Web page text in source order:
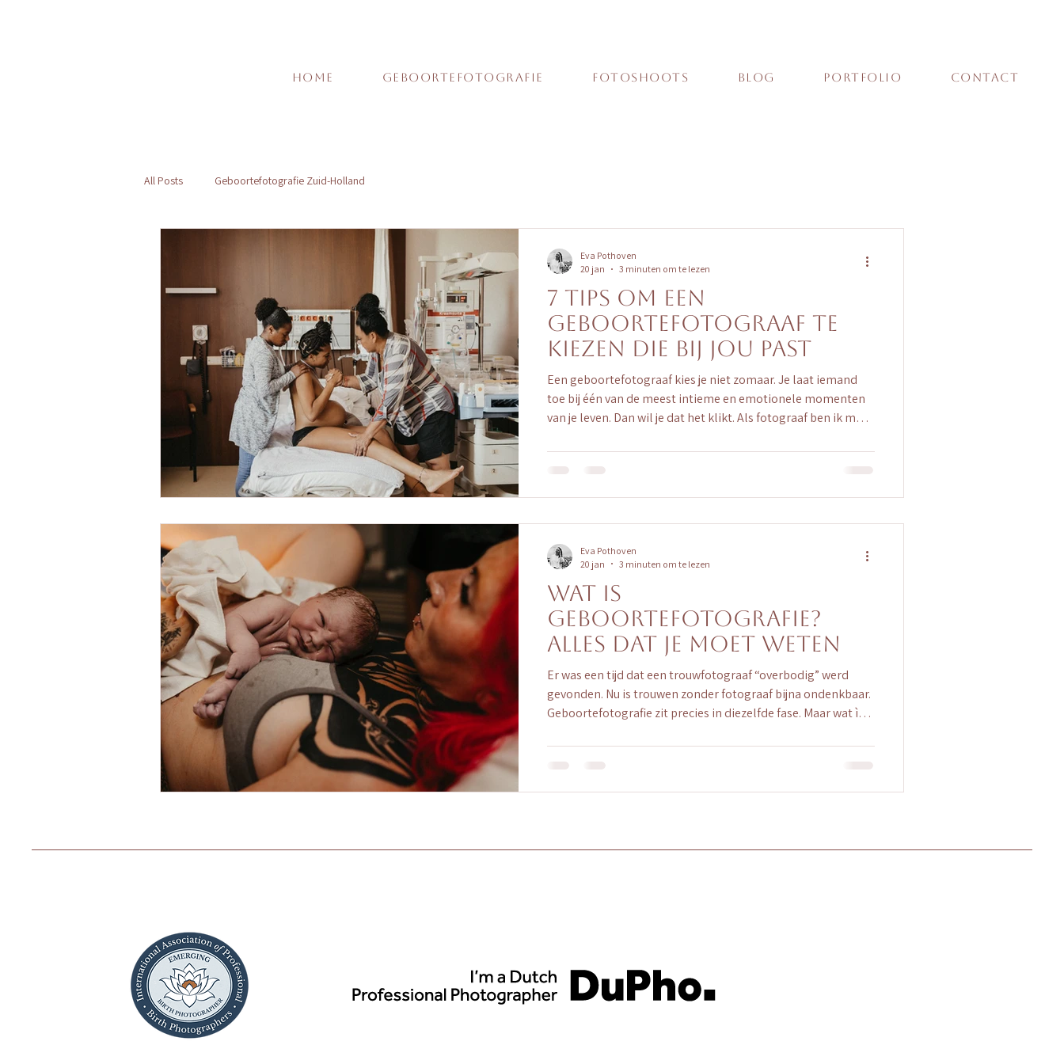
Home Geboortefotografie Fotoshoots Blog Portfolio Contact
All Posts Geboortefotografie Zuid-Holland
7 tips om een
geboortefotograaf te
kiezen die bij jou past
Een geboortefotograaf kies je niet zomaar. Je laat iemand
toe bij één van de meest intieme en emotionele momenten
van je leven. Dan wil je dat het klikt. Als fotograaf ben ik me
spreekwoordelijk klik (uiteraard pun intended). Maar hoe
tips wordt kiezen een stuk makkelijker. 1. Kijk naar de stijl van
Eva Pothoven
20 jan
3 minuten om te lezen
Wat is
geboortefotografie?
Alles dat je moet weten
Er was een tijd dat een trouwfotograaf “overbodig” werd
gevonden. Nu is trouwen zonder fotograaf bijna ondenkbaar.
Geboortefotografie zit precies in diezelfde fase. Maar wat ìk
standaard was. Een bevalling is één van de meest bijzondere
misschien wel het meest bijzondere moment. Tegelijkertijd
Eva Pothoven
20 jan
3 minuten om te lezen